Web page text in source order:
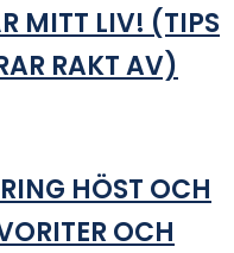
MITT LIV! (TIPS
RAKT AV)
HÖST OCH
OCH